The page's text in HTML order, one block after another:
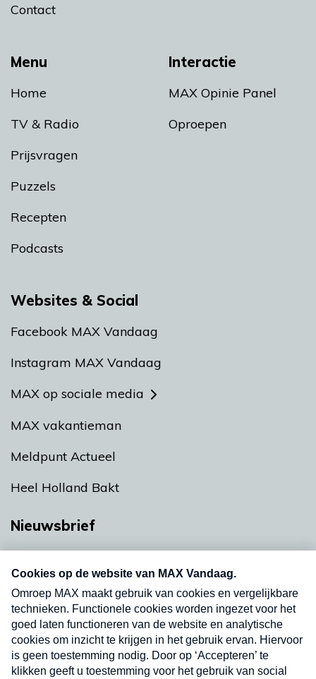
Menu
Home
TV & Radio
Prijsvragen
Puzzels
Recepten
Podcasts
Interactie
MAX Opinie Panel
Oproepen
Contact
Websites & Social
Facebook MAX Vandaag
Instagram MAX Vandaag
MAX op sociale media
MAX vakantieman
Meldpunt Actueel
Heel Holland Bakt
Nieuwsbrief
nieuwsbrief. Elke vrijdag- en dinsdagochtend in
uw mailbox.
Verzend